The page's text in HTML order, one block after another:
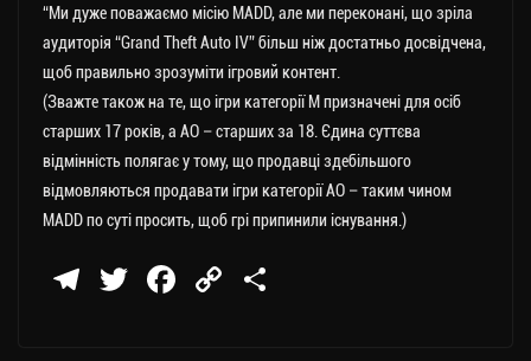
“Ми дуже поважаємо місію MADD, але ми переконані, що зріла
аудиторія “Grand Theft Auto IV” більш ніж достатньо досвідчена,
щоб правильно зрозуміти ігровий контент.
(Зважте також на те, що ігри категорії M призначені для осіб
старших 17 років, а AO – старших за 18. Єдина суттєва
відмінність полягає у тому, що продавці здебільшого
відмовляються продавати ігри категорії AO – таким чином
MADD по суті просить, щоб грі припинили існування.)
Te
T
Fa
C